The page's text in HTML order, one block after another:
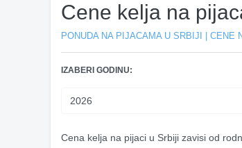
Cene kelja na
PONUDA NA PIJACAMA U SRBIJI | CENE
IZABERI GODINU:
Cena kelja na pijaci u Srbiji zavisi od